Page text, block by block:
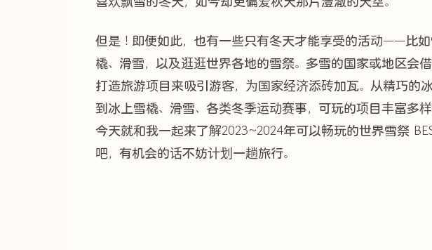
但是！即便如此，也有一些只有冬天才能享受的活动——比
橇、滑雪，以及逛逛世界各地的雪祭。多雪的国家或地区会
打造旅游项目来吸引游客，为国家经济添砖加瓦。从精巧的
到冰上雪橇、滑雪、各类冬季运动赛事，可玩的项目丰富多样
今天就和我一起来了解2023~2024年可以畅玩的世界雪祭
吧，有机会的话不妨计划一趟旅行。